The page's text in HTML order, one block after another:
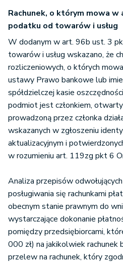
Rachunek, o którym mowa
podatku od towarów i usług
W dodanym w art. 96b ust. 3
towarów i usług wskazano, że
rozliczeniowych, o których
ustawy Prawo bankowe lub
spółdzielczej kasie
podmiot jest członkiem,
prowadzoną przez członka
wskazanych w zgłoszeniu
aktualizacyjnym i
w rozumieniu art. 119zg pkt 6
Analiza przepisów
posługiwania się rachunkami
obecnym stanie prawnym do
wystarczające dokonanie
pomiędzy przedsiębiorcami,
000 zł) na jakikolwiek rachunek
przelew na rachunek, który